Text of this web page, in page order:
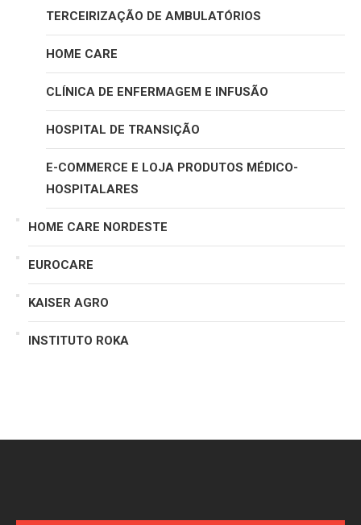
TERCEIRIZAÇÃO DE AMBULATÓRIOS
HOME CARE
CLÍNICA DE ENFERMAGEM E INFUSÃO
HOSPITAL DE TRANSIÇÃO
E-COMMERCE E LOJA PRODUTOS MÉDICO-
HOSPITALARES
HOME CARE NORDESTE
EUROCARE
KAISER AGRO
INSTITUTO ROKA